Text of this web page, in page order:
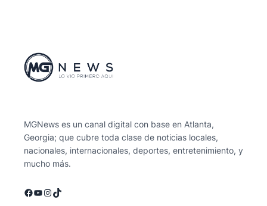
MGNews es un canal digital con base en Atlanta,
Georgia; que cubre toda clase de noticias locales,
nacionales, internacionales, deportes, entretenimiento, y
mucho más.
Facebook
YouTube
Instagram
TikTok